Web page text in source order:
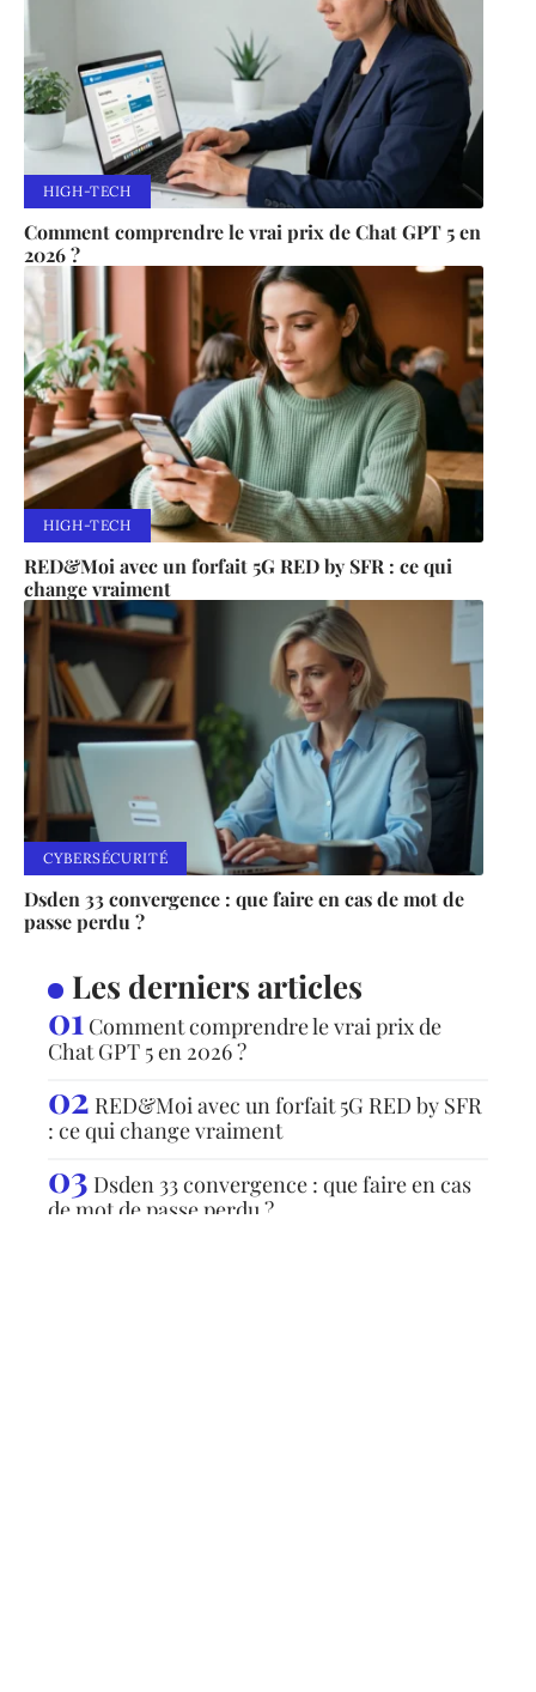
HIGH-TECH
Comment comprendre le vrai prix de Chat GPT 5 en
2026 ?
HIGH-TECH
RED&Moi avec un forfait 5G RED by SFR : ce qui
change vraiment
CYBERSÉCURITÉ
Dsden 33 convergence : que faire en cas de mot de
passe perdu ?
Les derniers articles
Comment comprendre le vrai prix de
Chat GPT 5 en 2026 ?
RED&Moi avec un forfait 5G RED by SFR
: ce qui change vraiment
Dsden 33 convergence : que faire en cas
de mot de passe perdu ?